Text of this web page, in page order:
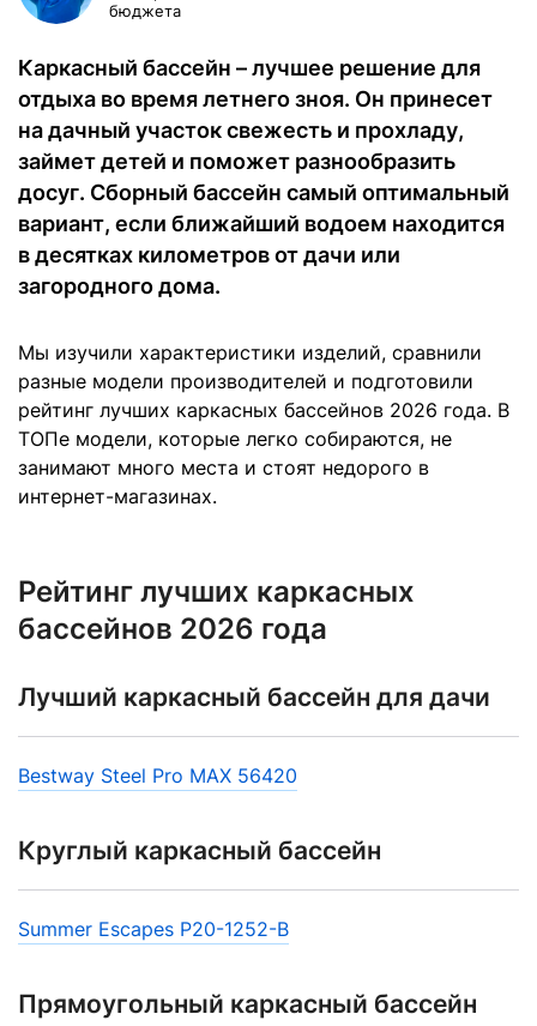
бюджета
Каркасный бассейн – лучшее решение для
отдыха во время летнего зноя. Он принесет
на дачный участок свежесть и прохладу,
займет детей и поможет разнообразить
досуг. Сборный бассейн самый оптимальный
вариант, если ближайший водоем находится
в десятках километров от дачи или
загородного дома.
Мы изучили характеристики изделий, сравнили
разные модели производителей и подготовили
рейтинг лучших каркасных бассейнов 2026 года. В
ТОПе модели, которые легко собираются, не
занимают много места и стоят недорого в
интернет-магазинах.
Рейтинг лучших каркасных
бассейнов 2026 года
Лучший каркасный бассейн для дачи
Bestway Steel Pro MAX 56420
Круглый каркасный бассейн
Summer Escapes P20-1252-B
Прямоугольный каркасный бассейн